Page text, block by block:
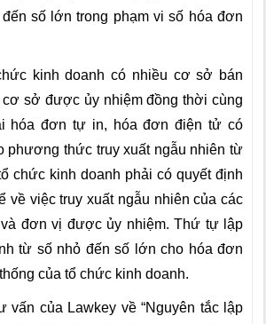
số lớn trong phạm vi số hóa đơn
kinh doanh có nhiều cơ sở bán
cơ sở được ủy nhiệm đồng thời cùng
hóa đơn tự in, hóa đơn điện tử có
phương thức truy xuất ngẫu nhiên từ
chức kinh doanh phải có quyết định
về việc truy xuất ngẫu nhiên của các
đơn vị được ủy nhiệm. Thứ tự lập
từ số nhỏ đến số lớn cho hóa đơn
của tổ chức kinh doanh.
vấn của Lawkey về “Nguyên tắc lập